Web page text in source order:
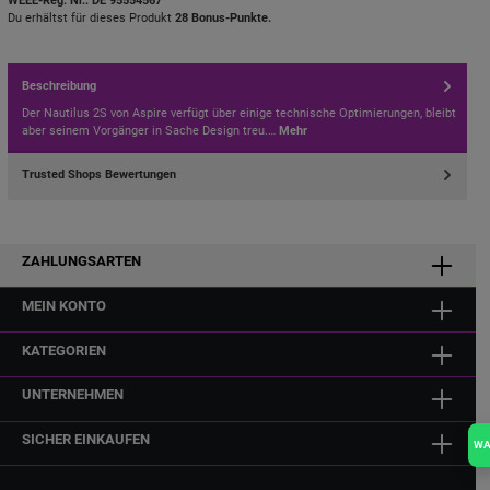
Du erhältst für dieses Produkt 28 Bonus-Punkte.
Beschreibung
Der Nautilus 2S von Aspire verfügt über einige technische Optimierungen, bleibt
aber seinem Vorgänger in Sache Design treu.… Mehr
Trusted Shops Bewertungen
ZAHLUNGSARTEN
MEIN KONTO
KATEGORIEN
UNTERNEHMEN
SICHER EINKAUFEN WA